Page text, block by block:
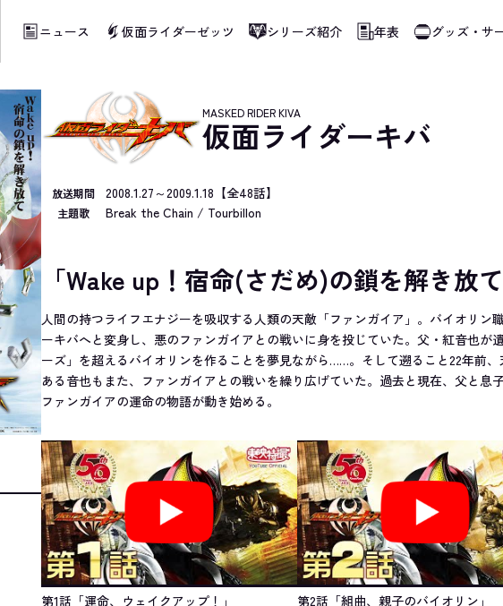
ニュース 仮面ライダーゼッツ シリーズ紹介 年表 グッズ・サ
械的な自動翻訳サービスを使用しています。指定した言語に切り替わらないページは、ブラウザの翻
MASKED RIDER KIVA
仮面ライダーキバ
放送期間 2008.1.27～2009.1.18【全48話】
主題歌 Break the Chain / Tourbillon
「Wake up！宿命(さだめ)の鎖を解き放て
人間の持つライフエナジーを吸収する人類の天敵「ファンガイア」。バイオリン
ーキバへと変身し、悪のファンガイアとの戦いに身を投じていた。父・紅音也が
ーズ」を超えるバイオリンを作ることを夢見ながら……。そして遡ること22年前
ある音也もまた、ファンガイアとの戦いを繰り広げていた。過去と現在、父と息
ファンガイアの運命の物語が動き始める。
第1話「運命、ウェイクアップ！」 第2話「組曲、親子のバイオリン」